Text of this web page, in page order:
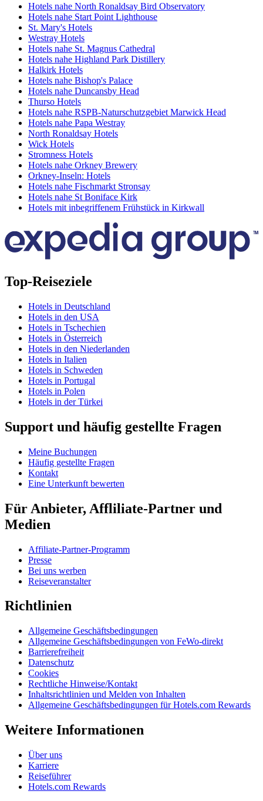
Hotels nahe North Ronaldsay Bird Observatory
Hotels nahe Start Point Lighthouse
St. Mary's Hotels
Westray Hotels
Hotels nahe St. Magnus Cathedral
Hotels nahe Highland Park Distillery
Halkirk Hotels
Hotels nahe Bishop's Palace
Hotels nahe Duncansby Head
Thurso Hotels
Hotels nahe RSPB-Naturschutzgebiet Marwick Head
Hotels nahe Papa Westray
North Ronaldsay Hotels
Wick Hotels
Stromness Hotels
Hotels nahe Orkney Brewery
Orkney-Inseln: Hotels
Hotels nahe Fischmarkt Stronsay
Hotels nahe St Boniface Kirk
Hotels mit inbegriffenem Frühstück in Kirkwall
Top-Reiseziele
Hotels in Deutschland
Hotels in den USA
Hotels in Tschechien
Hotels in Österreich
Hotels in den Niederlanden
Hotels in Italien
Hotels in Schweden
Hotels in Portugal
Hotels in Polen
Hotels in der Türkei
Support und häufig gestellte Fragen
Meine Buchungen
Häufig gestellte Fragen
Kontakt
Eine Unterkunft bewerten
Für Anbieter, Affliliate-Partner und
Medien
Affiliate-Partner-Programm
Presse
Bei uns werben
Reiseveranstalter
Richtlinien
Allgemeine Geschäftsbedingungen
Allgemeine Geschäftsbedingungen von FeWo-direkt
Barrierefreiheit
Datenschutz
Cookies
Rechtliche Hinweise/Kontakt
Inhaltsrichtlinien und Melden von Inhalten
Allgemeine Geschäftsbedingungen für Hotels.com Rewards
Weitere Informationen
Über uns
Karriere
Reiseführer
Hotels.com Rewards